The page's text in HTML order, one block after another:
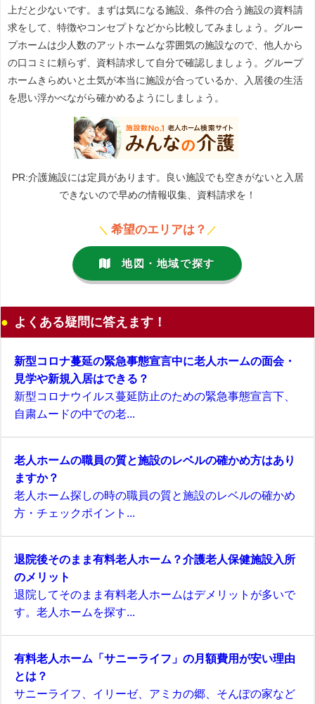
上だと少ないです。まずは気になる施設、条件の合う施設の資料請
求をして、特徴やコンセプトなどから比較してみましょう。グルー
プホームは少人数のアットホームな雰囲気の施設なので、他人から
の口コミに頼らず、資料請求して自分で確認しましょう。グループ
ホームきらめいと土気が本当に施設が合っているか、入居後の生活
を思い浮かべながら確かめるようにしましょう。
PR:介護施設には定員があります。良い施設でも空きがないと入居
できないので早めの情報収集、資料請求を！
＼ 希望のエリアは？ ／
地図・地域で探す
よくある疑問に答えます！
新型コロナ蔓延の緊急事態宣言中に老人ホームの面会・
見学や新規入居はできる？
新型コロナウイルス蔓延防止のための緊急事態宣言下、
自粛ムードの中での老...
老人ホームの職員の質と施設のレベルの確かめ方はあり
ますか？
老人ホーム探しの時の職員の質と施設のレベルの確かめ
方・チェックポイント...
退院後そのまま有料老人ホーム？介護老人保健施設入所
のメリット
退院してそのまま有料老人ホームはデメリットが多いで
す。老人ホームを探す...
有料老人ホーム「サニーライフ」の月額費用が安い理由
とは？
サニーライフ、イリーゼ、アミカの郷、そんぽの家など